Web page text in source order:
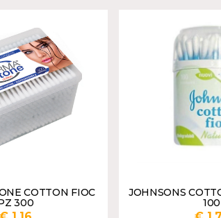
COTTON FIOC
300
JOHNSONS
100